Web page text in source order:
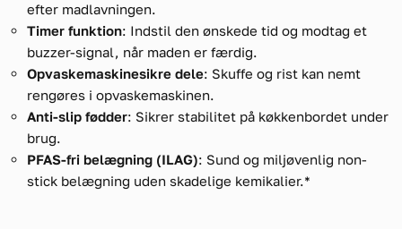
efter madlavningen.
Timer funktion: Indstil den ønskede tid og modtag et
buzzer-signal, når maden er færdig.
Opvaskemaskinesikre dele: Skuffe og rist kan nemt
rengøres i opvaskemaskinen.
Anti-slip fødder: Sikrer stabilitet på køkkenbordet under
brug.
PFAS-fri belægning (ILAG): Sund og miljøvenlig non-
stick belægning uden skadelige kemikalier.*